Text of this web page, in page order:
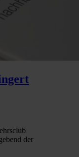
der